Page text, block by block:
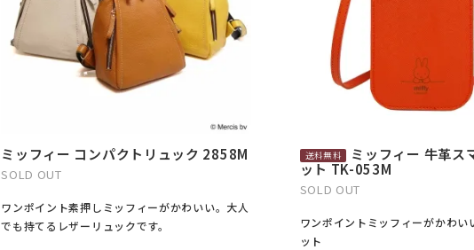
ミッフィー コンパクトリュック 2858M
SOLD OUT
ワンポイント素押しミッフィーがかわいい。大人
でも持てるレザーリュックです。
ミッフィー 牛革ス
ット TK-053M
SOLD OUT
ワンポイントミッフィーがかわい
ット